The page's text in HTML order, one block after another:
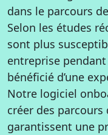
dans le parcours
Selon les études
sont plus
entreprise
bénéficié d’une
Notre logiciel
créer des parcours
garantissent une